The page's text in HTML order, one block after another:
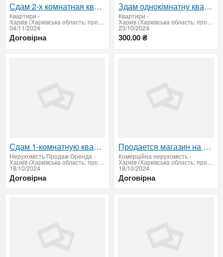
Сдам 2-х комнатная квартира, район п. Артема 1 этаж 4-х этажного дома
Квартири -
Харків (Харківська область: продати купити)
04/11/2024
Договірна
Здам однокімнатну квартиру, Киівський район
Квартири -
Харків (Харківська область: продати купити)
23/10/2024
300.00 ₴
Сдам 1-комнатную квартиру, район Салтовка
Нерухомiсть Продаж Оренда-
Харків (Харківська область: продати купити)
18/10/2024
Договірна
Продается магазин на Конном рынке
Комерційна нерухомість-
Харків (Харківська область: продати купити)
18/10/2024
Договірна